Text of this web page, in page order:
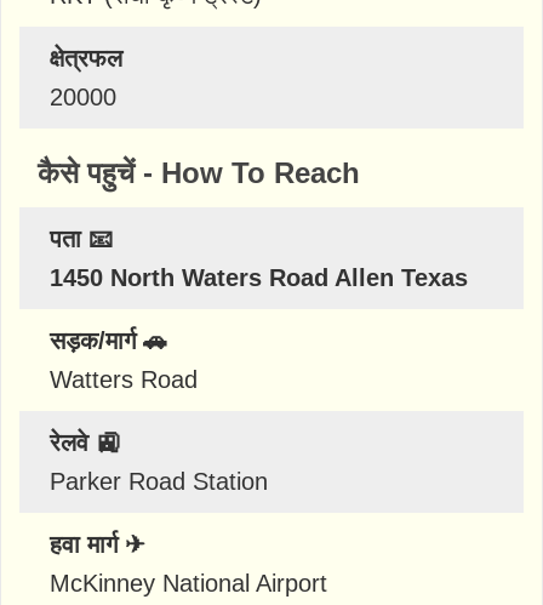
क्षेत्रफल
20000
कैसे पहुचें - How To Reach
पता 📧
1450 North Waters Road Allen Texas
सड़क/मार्ग 🚗
Watters Road
रेलवे 🚉
Parker Road Station
हवा मार्ग ✈
McKinney National Airport